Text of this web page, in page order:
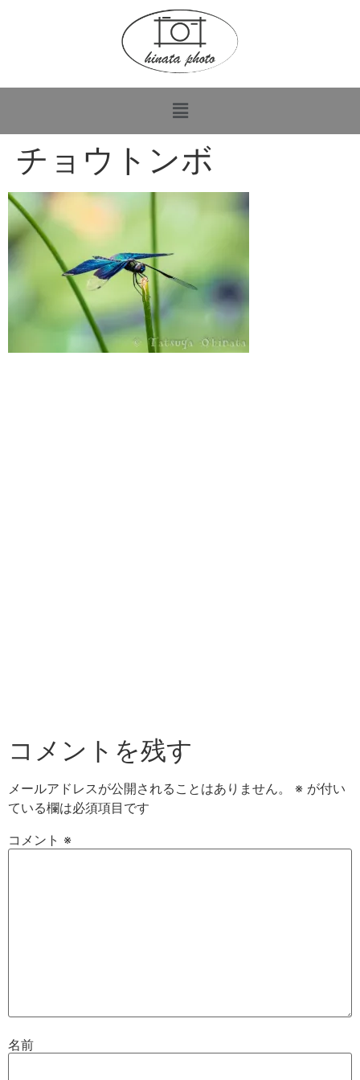
チョウトンボ
コメントを残す
メールアドレスが公開されることはありません。 ※ が付い
ている欄は必須項目です
コメント ※
名前